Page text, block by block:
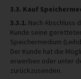
3.3. Kauf
3.3.1. Nach Abschluss
Kunde seine
Speichermedium
Der Kunde hat die
erwerben oder unter
zurückzusenden.